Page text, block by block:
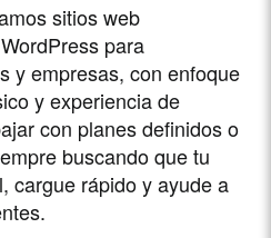
sitios web
para
y empresas, con enfoque
y experiencia de
con planes definidos o
buscando que tu
cargue rápido y ayude a